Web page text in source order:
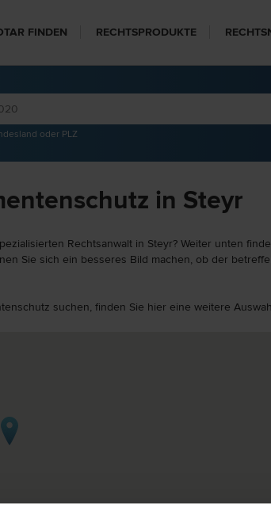
FINDEN RECHTSPRODUKTE
oder PLZ
in Steyr
Rechtsanwalt in Steyr? Weiter unten
Sie sich ein besseres Bild machen, ob der
suchen, finden Sie hier eine weitere